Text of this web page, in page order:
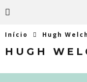
Início Hugh
HUGH